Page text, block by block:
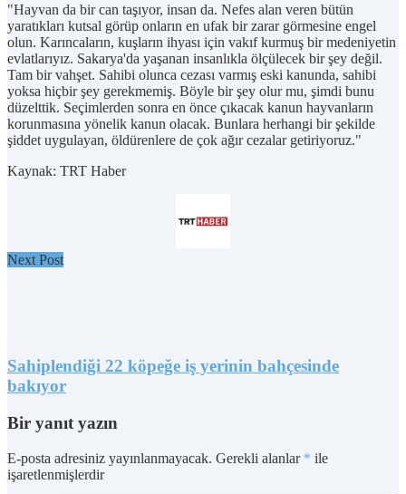
"Hayvan da bir can taşıyor, insan da. Nefes alan veren bütün
yaratıkları kutsal görüp onların en ufak bir zarar görmesine engel
olun. Karıncaların, kuşların ihyası için vakıf kurmuş bir medeniyetin
evlatlarıyız. Sakarya'da yaşanan insanlıkla ölçülecek bir şey değil.
Tam bir vahşet. Sahibi olunca cezası varmış eski kanunda, sahibi
yoksa hiçbir şey gerekmemiş. Böyle bir şey olur mu, şimdi bunu
düzelttik. Seçimlerden sonra en önce çıkacak kanun hayvanların
korunmasına yönelik kanun olacak. Bunlara herhangi bir şekilde
şiddet uygulayan, öldürenlere de çok ağır cezalar getiriyoruz."
Kaynak: TRT Haber
Next Post
Sahiplendiği 22 köpeğe iş yerinin bahçesinde
bakıyor
Bir yanıt yazın
E-posta adresiniz yayınlanmayacak. Gerekli alanlar * ile
işaretlenmişlerdir